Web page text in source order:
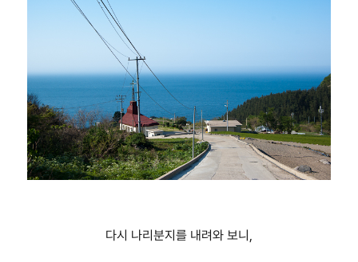
다시 나리분지를 내려와 보니,